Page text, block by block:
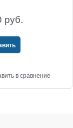
руб.
в сравнение